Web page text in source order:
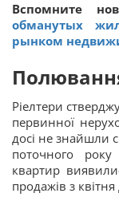
Вспомните
обманутых
рынком
Ріелтери
первинної
досі не знайшли
поточного
квартир
продажів з